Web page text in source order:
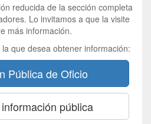
reducida de la sección completa
Lo invitamos a que la visite
más información.
que desea obtener información:
Pública de Oficio
pública